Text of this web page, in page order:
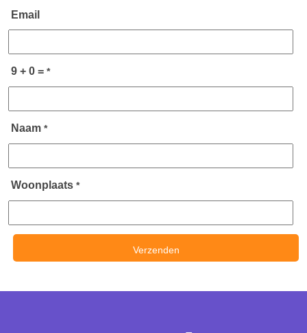
Email
9 + 0 = *
Naam *
Woonplaats *